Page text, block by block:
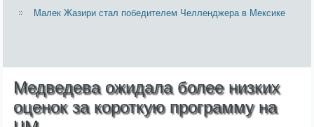
Малек Жазири стал победителем Челленджера в Мексике
Медведева ожидала более низких
оценок за короткую программу на